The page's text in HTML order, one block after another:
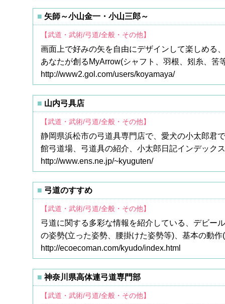
矢師～小山金一・小山三郎～
【武道・武術/弓道/全般・その他】
画面上で好みの矢を自由にデザインして楽しめる
あなたが創るMyArrow(シャフト、羽根、矧糸、筈
http://www2.gol.com/users/koyamaya/
山内弓具店
【武道・武術/弓道/全般・その他】
静岡県浜松市の弓道具専門店で、愛犬の小太郎君
館弓道場、弓道具の紹介、小太郎日記インデック
http://www.ens.ne.jp/~kyuguten/
弓道のすすめ
【武道・武術/弓道/全般・その他】
弓道に関する多彩な情報を紹介している、デビー
の姿勢(立った姿勢、腰掛けた姿勢等)、基本の動
http://ecoecoman.com/kyudo/index.html
神奈川県高体連弓道専門部
【武道・武術/弓道/全般・その他】